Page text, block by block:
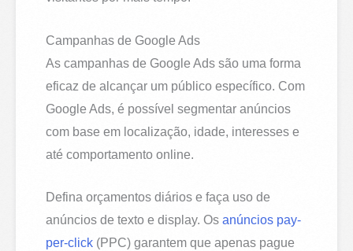
Campanhas de Google Ads
As campanhas de Google Ads são uma forma
eficaz de alcançar um público específico. Com
Google Ads, é possível segmentar anúncios
com base em localização, idade, interesses e
até comportamento online.
Defina orçamentos diários e faça uso de
anúncios de texto e display. Osanúncios pay-
per-click (PPC) garantem que apenas pague